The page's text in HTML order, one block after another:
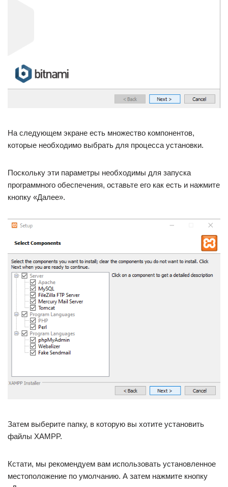
На следующем экране есть множество компонентов,
которые необходимо выбрать для процесса установки.
Поскольку эти параметры необходимы для запуска
программного обеспечения, оставьте его как есть и нажмите
кнопку «Далее».
Затем выберите папку, в которую вы хотите установить
файлы XAMPP.
Кстати, мы рекомендуем вам использовать установленное
местоположение по умолчанию. А затем нажмите кнопку